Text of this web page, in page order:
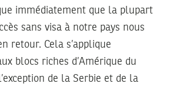
immédiatement que la plupart
sans visa à notre pays nous
retour. Cela s’applique
blocs riches d’Amérique du
de la Serbie et de la